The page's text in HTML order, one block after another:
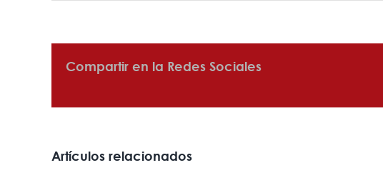
Compartir en la Redes Sociales
Artículos relacionados